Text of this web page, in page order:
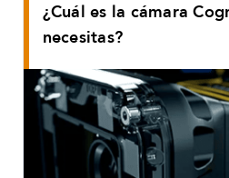
¿Cuál es la cámara
necesitas?